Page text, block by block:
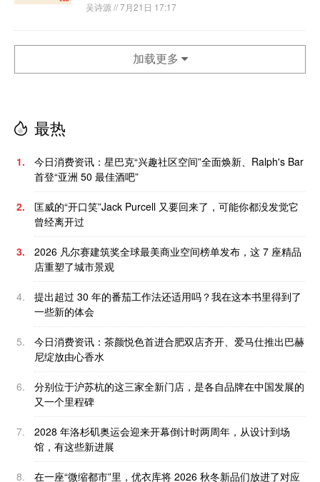
吴诗源 // 7月21日 17:17
加载更多
最热
1.
今日消费资讯：星巴克“兴趣社区空间”全面焕新、Ralph's Bar
首登“亚洲 50 最佳酒吧”
2.
匡威的“开口笑”Jack Purcell 又要回来了，可能你都没发觉它
曾经离开过
3.
2026 凡尔赛建筑奖全球最美商业空间榜单发布，这 7 座精品
店重塑了城市景观
4.
提出超过 30 年的番茄工作法还适用吗？我在这本书里得到了
一些新的体会
5.
今日消费资讯：茶颜悦色首进合肥双店齐开、爱马仕推出巴赫
尼绽放由心香水
6.
分别位于沪苏杭的这三家全新门店，是各自品牌在中国发展的
又一个里程碑
7.
2028 年洛杉矶奥运会迎来开幕倒计时两周年，从设计到场
馆，有这些新进展
8. 在一座“微缩都市”里，优衣库将 2026 秋冬新品们放进了对应